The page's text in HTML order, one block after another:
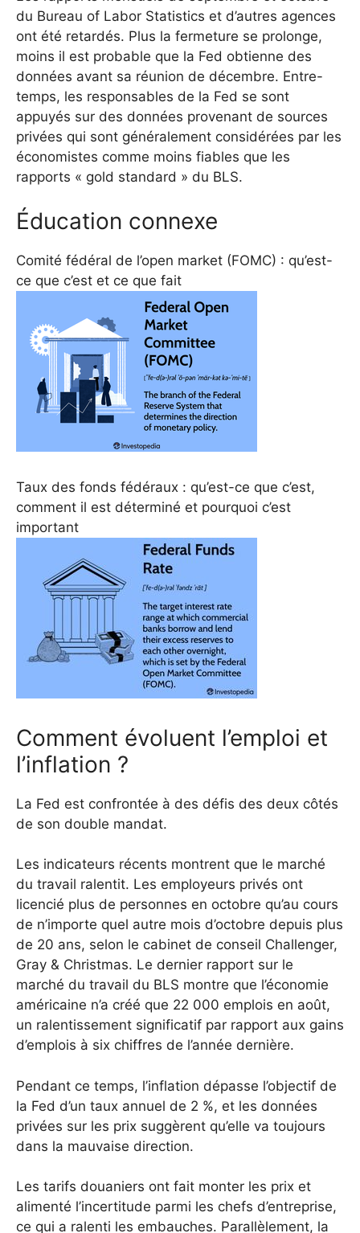
du Bureau of Labor Statistics et d’autres agences
ont été retardés. Plus la fermeture se prolonge,
moins il est probable que la Fed obtienne des
données avant sa réunion de décembre. Entre-
temps, les responsables de la Fed se sont
appuyés sur des données provenant de sources
privées qui sont généralement considérées par les
économistes comme moins fiables que les
rapports « gold standard » du BLS.
Éducation connexe
Comité fédéral de l’open market (FOMC) : qu’est-
ce que c’est et ce que fait
Taux des fonds fédéraux : qu’est-ce que c’est,
comment il est déterminé et pourquoi c’est
important
Comment évoluent l’emploi et
l’inflation ?
La Fed est confrontée à des défis des deux côtés
de son double mandat.
Les indicateurs récents montrent que le marché
du travail ralentit. Les employeurs privés ont
licencié plus de personnes en octobre qu’au cours
de n’importe quel autre mois d’octobre depuis plus
de 20 ans, selon le cabinet de conseil Challenger,
Gray & Christmas. Le dernier rapport sur le
marché du travail du BLS montre que l’économie
américaine n’a créé que 22 000 emplois en août,
un ralentissement significatif par rapport aux gains
d’emplois à six chiffres de l’année dernière.
Pendant ce temps, l’inflation dépasse l’objectif de
la Fed d’un taux annuel de 2 %, et les données
privées sur les prix suggèrent qu’elle va toujours
dans la mauvaise direction.
Les tarifs douaniers ont fait monter les prix et
alimenté l’incertitude parmi les chefs d’entreprise,
ce qui a ralenti les embauches. Parallèlement, la